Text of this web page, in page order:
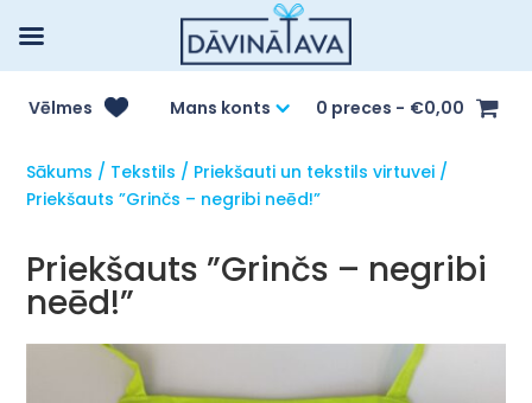
Vēlmes Mans konts 0 preces €0,00
Sākums / Tekstils / Priekšauti un tekstils virtuvei /
Priekšauts ”Grinčs – negribi neēd!”
Priekšauts ”Grinčs – negribi
neēd!”